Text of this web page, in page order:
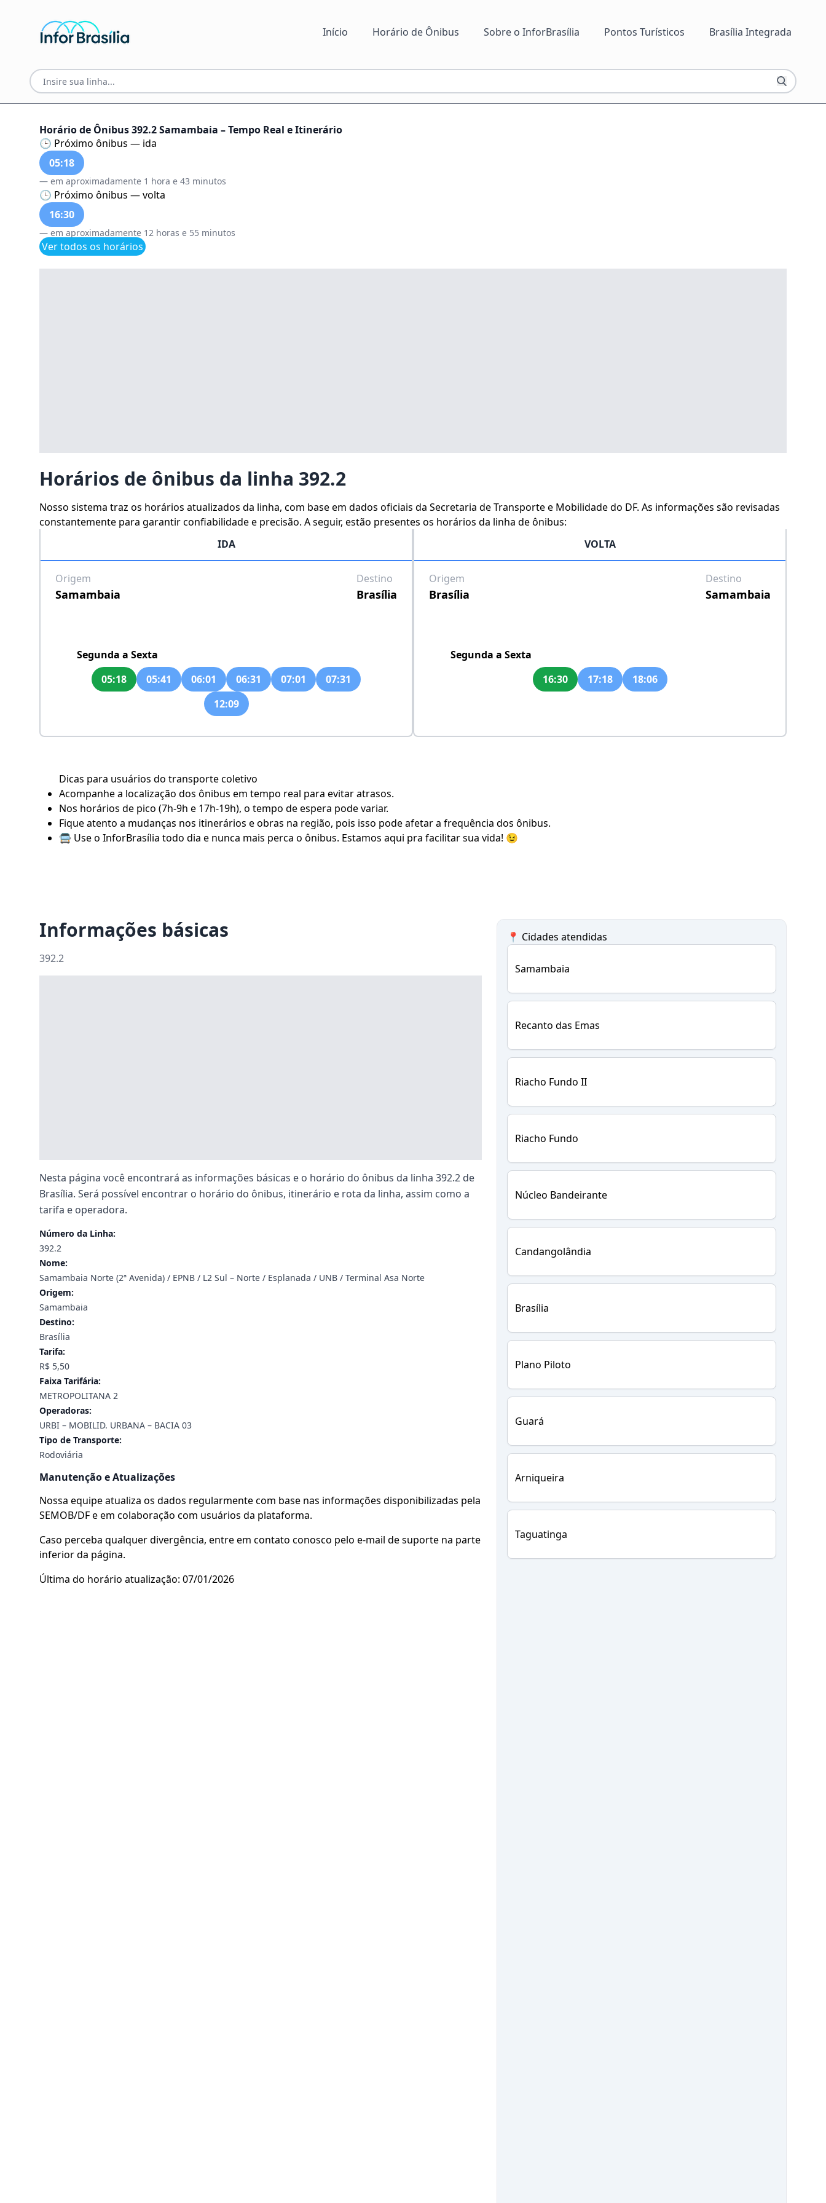
Início Horário de Ônibus Sobre o InforBrasília Pontos Turísticos Brasília Integrada
Horário de Ônibus 392.2 Samambaia – Tempo Real e Itinerário
🕒 Próximo ônibus — ida
05:18
— em aproximadamente 1 hora e 43 minutos
🕒 Próximo ônibus — volta
16:30
— em aproximadamente 12 horas e 55 minutos
Ver todos os horários
Horários de ônibus da linha 392.2
Nosso sistema traz os horários atualizados da linha, com base em dados oficiais da Secretaria de Transporte e Mobilidade do DF. As informações são revisadas
constantemente para garantir confiabilidade e precisão. A seguir, estão presentes os horários da linha de ônibus:
IDA
Origem
Samambaia
Destino
Brasília
Segunda a Sexta
05:18
05:41 06:01 06:31 07:01
07:31
12:09
VOLTA
Origem
Brasília
Destino
Samambaia
Segunda a Sexta
16:30
17:18 18:06
Dicas para usuários do transporte coletivo
Acompanhe a localização dos ônibus em tempo real para evitar atrasos.
Nos horários de pico (7h-9h e 17h-19h), o tempo de espera pode variar.
Fique atento a mudanças nos itinerários e obras na região, pois isso pode afetar a frequência dos ônibus.
🚍 Use o InforBrasília todo dia e nunca mais perca o ônibus. Estamos aqui pra facilitar sua vida! 😉
Informações básicas
392.2
Nesta página você encontrará as informações básicas e o horário do ônibus da linha 392.2 de
Brasília. Será possível encontrar o horário do ônibus, itinerário e rota da linha, assim como a
tarifa e operadora.
Número da Linha:
392.2
Nome:
Samambaia Norte (2ª Avenida) / EPNB / L2 Sul – Norte / Esplanada / UNB / Terminal Asa Norte
Origem:
Samambaia
Destino:
Brasília
Tarifa:
R$ 5,50
Faixa Tarifária:
METROPOLITANA 2
Operadoras:
URBI – MOBILID. URBANA – BACIA 03
Tipo de Transporte:
Rodoviária
Manutenção e Atualizações
Nossa equipe atualiza os dados regularmente com base nas informações disponibilizadas pela
SEMOB/DF e em colaboração com usuários da plataforma.
Caso perceba qualquer divergência, entre em contato conosco pelo e-mail de suporte na parte
inferior da página.
Última do horário atualização: 07/01/2026
📍 Cidades atendidas
Samambaia
Recanto das Emas
Riacho Fundo II
Riacho Fundo
Núcleo Bandeirante
Candangolândia
Brasília
Plano Piloto
Guará
Arniqueira
Taguatinga